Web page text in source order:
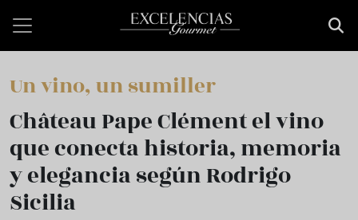
Un vino, un sumiller
Château Pape Clément el vino
que conecta historia, memoria
y elegancia según Rodrigo
Sicilia